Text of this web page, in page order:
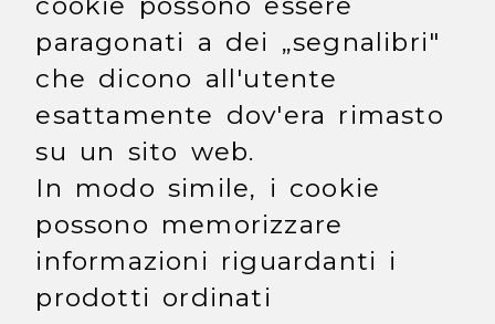
paragonati a dei „segnalibri"
che dicono all'utente
esattamente dov'era rimasto
su un sito web.
In modo simile, i cookie
possono memorizzare
informazioni riguardanti i
prodotti ordinati